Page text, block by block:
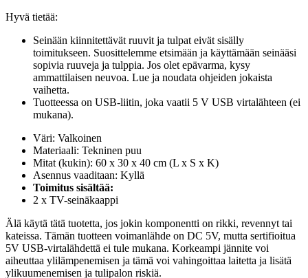
Hyvä tietää:
Seinään kiinnitettävät ruuvit ja tulpat eivät sisälly
toimitukseen. Suosittelemme etsimään ja käyttämään seinääsi
sopivia ruuveja ja tulppia. Jos olet epävarma, kysy
ammattilaisen neuvoa. Lue ja noudata ohjeiden jokaista
vaihetta.
Tuotteessa on USB-liitin, joka vaatii 5 V USB virtalähteen (ei
mukana).
Väri: Valkoinen
Materiaali: Tekninen puu
Mitat (kukin): 60 x 30 x 40 cm (L x S x K)
Asennus vaaditaan: Kyllä
Toimitus sisältää:
2 x TV-seinäkaappi
Älä käytä tätä tuotetta, jos jokin komponentti on rikki, revennyt tai
kateissa. Tämän tuotteen voimanlähde on DC 5V, mutta sertifioitua
5V USB-virtalähdettä ei tule mukana. Korkeampi jännite voi
aiheuttaa ylilämpenemisen ja tämä voi vahingoittaa laitetta ja lisätä
ylikuumenemisen ja tulipalon riskiä.